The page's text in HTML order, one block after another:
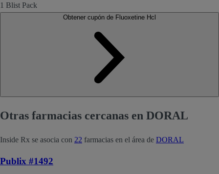
1 Blist Pack
Otras farmacias cercanas en DORAL
Inside Rx se asocia con 22 farmacias en el área de DORAL
Publix #1492